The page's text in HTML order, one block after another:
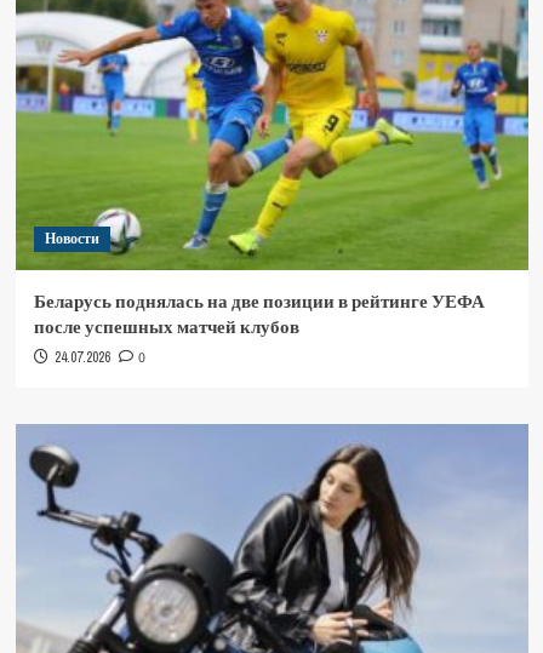
Новости
Беларусь поднялась на две позиции в рейтинге УЕФА
после успешных матчей клубов
24.07.2026 0